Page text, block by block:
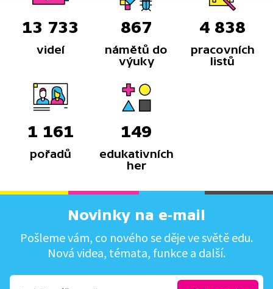
13 733
videí
867
námětů do
výuky
4 838
pracovních
listů
1 161
pořadů
149
edukativních
her
Novinky na e-mail
Pošleme vám, co nového se děje ve světě edu.
Nová videa, témata, funkce a další.